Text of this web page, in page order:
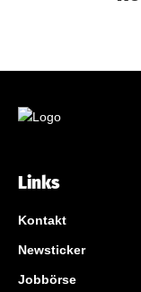
Links
Kontakt
Newsticker
Jobbörse